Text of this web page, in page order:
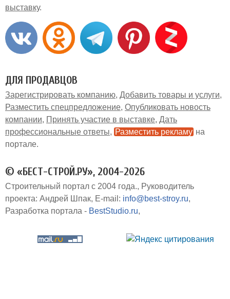
выставку
ДЛЯ ПРОДАВЦОВ
Зарегистрировать компанию Добавить товары и услуги
Разместить спецпредложение Опубликовать новость
компании
Принять участие в выставке Дать
профессиональные ответы
Разместить рекламу на
портале
© «БЕСТ-СТРОЙ.РУ», 2004-2026
Строительный портал с 2004 года.
Руководитель
проекта: Андрей Шпак E-mail: info@best-stroy.ru
Разработка портала - BestStudio.ru